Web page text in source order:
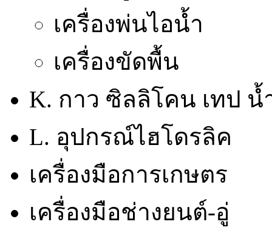
เครื่องพ่นไอน้ำ
เครื่องขัดพื้น
K. กาว ซิลลิโคน เทป น้
L. อุปกรณ์ไฮโดรลิค
เครื่องมือการเกษตร
เครื่องมือช่างยนต์-อู่